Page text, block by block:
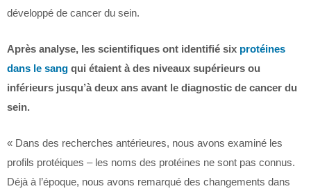
développé de cancer du sein.
Après analyse, les scientifiques ont identifié six protéines
dans le sang qui étaient à des niveaux supérieurs ou
inférieurs jusqu’à deux ans avant le diagnostic de cancer du
sein.
« Dans des recherches antérieures, nous avons examiné les
profils protéiques – les noms des protéines ne sont pas connus.
Déjà à l’époque, nous avons remarqué des changements dans